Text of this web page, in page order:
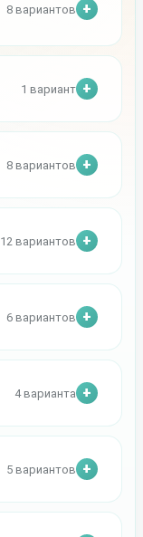
8 вариантов
1 вариант
8 вариантов
12 вариантов
6 вариантов
4 варианта
5 вариантов